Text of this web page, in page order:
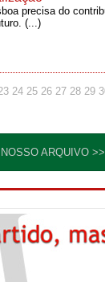
precisa do
(...)
24 25 26 27 28 29
ARQUIVO >>